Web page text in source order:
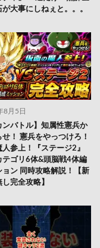
大事にしねぇと。。。
8月5日
ンバトル】知属性憲兵か
せ！ 憲兵をやっつけろ！
参上！『ステージ2』
テゴリ6体&頭脳戦4体編
ョン 同時攻略解説！【新
完全攻略】